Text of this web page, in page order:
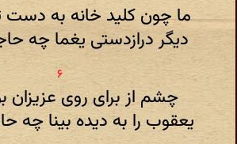
ما چون کلید خانه به دست
دیگر درازدستی یغما چه
چشم از برای روی عزیزان
یعقوب را به دیده بینا